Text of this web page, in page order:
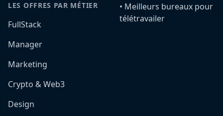
LES OFFRES PAR MÉTIER
FullStack
Manager
Marketing
Crypto & Web3
Design
•️ Meilleurs bureaux pour
télétravailer